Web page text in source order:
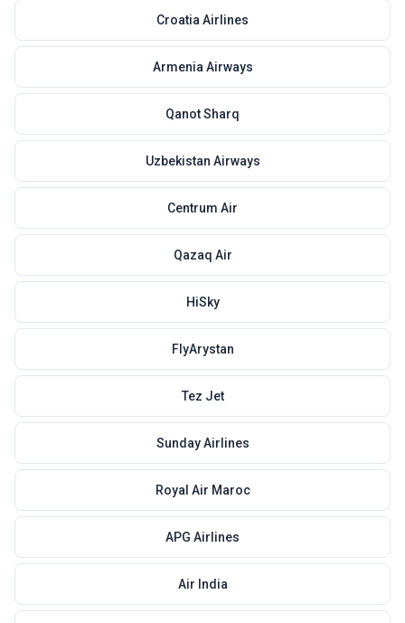
Croatia Airlines
Armenia Airways
Qanot Sharq
Uzbekistan Airways
Centrum Air
Qazaq Air
HiSky
FlyArystan
Tez Jet
Sunday Airlines
Royal Air Maroc
APG Airlines
Air India